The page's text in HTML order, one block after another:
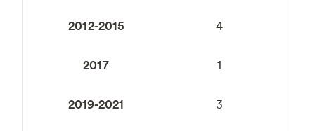
2012-2015 4
2017 1
2019-2021 3